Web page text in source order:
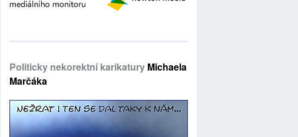
Politicky nekorektní karikatury Michaela
Marčáka